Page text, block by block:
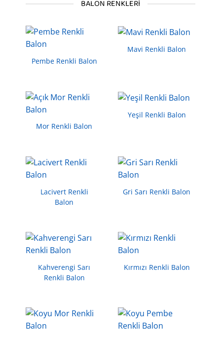
BALON RENKLERI
Pembe Renkli Balon
Mavi Renkli Balon
Mor Renkli Balon
Yeşil Renkli Balon
Lacivert Renkli
Balon
Gri Sarı Renkli Balon
Kahverengi Sarı
Renkli Balon
Kırmızı Renkli Balon